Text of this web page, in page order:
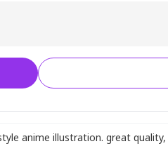
anime illustration. great quality,